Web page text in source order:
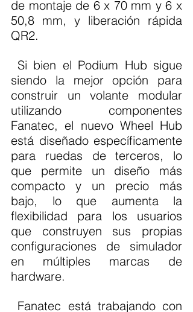
de montaje de 6 x 70 mm y 6 x
50,8 mm, y liberación rápida
QR2.
siendo la mejor opción para
construir un volante modular
utilizando componentes
Fanatec, el nuevo Wheel Hub
está diseñado específicamente
para ruedas de terceros, lo
que permite un diseño más
compacto y un precio más
bajo, lo que aumenta la
flexibilidad para los usuarios
que construyen sus propias
configuraciones de simulador
en múltiples marcas de
hardware.